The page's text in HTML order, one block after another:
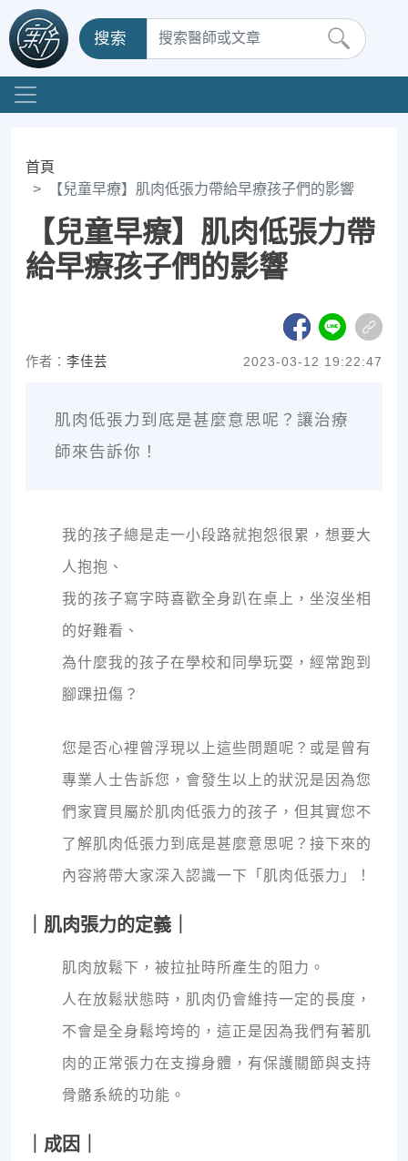
搜索
首頁
【兒童早療】肌肉低張力帶給早療孩子們的影響
【兒童早療】肌肉低張力帶
給早療孩子們的影響
作者： 李佳芸 2023-03-12 19:22:47
肌肉低張力到底是甚麼意思呢？讓治療
師來告訴你！
我的孩子總是走一小段路就抱怨很累，想要大
人抱抱、
我的孩子寫字時喜歡全身趴在桌上，坐沒坐相
的好難看、
為什麼我的孩子在學校和同學玩耍，經常跑到
腳踝扭傷？
您是否心裡曾浮現以上這些問題呢？或是曾有
專業人士告訴您，會發生以上的狀況是因為您
們家寶貝屬於肌肉低張力的孩子，但其實您不
了解肌肉低張力到底是甚麼意思呢？接下來的
內容將帶大家深入認識一下「肌肉低張力」！
｜肌肉張力的定義｜
肌肉放鬆下，被拉扯時所產生的阻力。
人在放鬆狀態時，肌肉仍會維持一定的長度，
不會是全身鬆垮垮的，這正是因為我們有著肌
肉的正常張力在支撐身體，有保護關節與支持
骨骼系統的功能。
｜成因｜